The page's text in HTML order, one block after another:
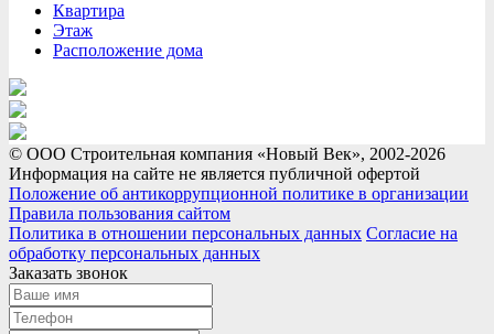
Квартира
Этаж
Расположение дома
© ООО Строительная компания «Новый Век», 2002-2026
Информация на сайте не является публичной офертой
Положение об антикоррупционной политике в организации
Правила пользования сайтом
Политика в отношении персональных данных Согласие на
обработку персональных данных
Заказать звонок